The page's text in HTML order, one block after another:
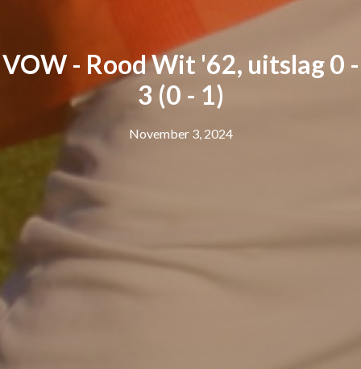
VOW - Rood Wit '62, uitslag 0 -
3 (0 - 1)
November 3, 2024